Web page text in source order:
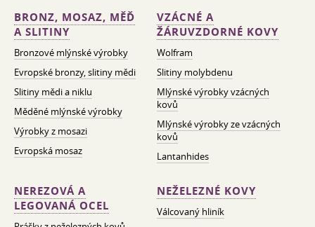
BRONZ, MOSAZ, MĚĎ
A SLITINY
Bronzové mlýnské výrobky
Evropské bronzy, slitiny mědi
Slitiny mědi a niklu
Měděné mlýnské výrobky
Výrobky z mosazi
Evropská mosaz
VZÁCNÉ A
ŽÁRUVZDORNÉ KOVY
Wolfram
Slitiny molybdenu
Mlýnské výrobky vzácných
kovů
Mlýnské výrobky ze vzácných
kovů
Lantanhides
NEREZOVÁ A
LEGOVANÁ OCEL
NEŽELEZNÉ KOVY
Válcovaný hliník